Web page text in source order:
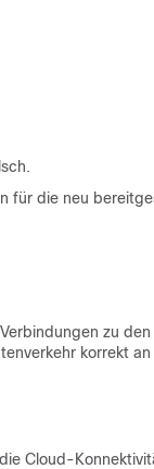
für die neu
zu
korrekt
Cloud-